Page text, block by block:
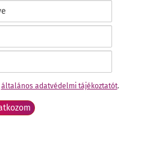
általános adatvédelmi tájékoztatót.